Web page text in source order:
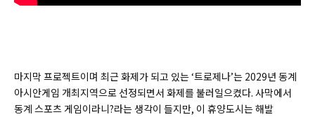
마지막 프로젝트이며 최근 화제가 되고 있는 ‘트로제나’는 2029년 동계
아시안게임 개최지역으로 선정되면서 화제를 불러일으켰다. 사막에서
동계 스포츠 게임이라니?라는 생각이 들지만, 이 휴양도시는 해발